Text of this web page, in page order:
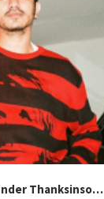
Thanksinso…